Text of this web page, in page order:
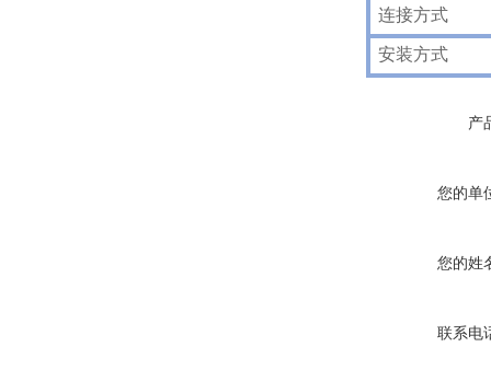
连接方式
安装方式
产
您的单
您的姓
联系电